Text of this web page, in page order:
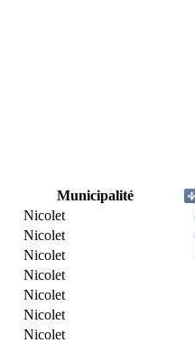
Municipalité
Nicolet
Nicolet
Nicolet
Nicolet
Nicolet
Nicolet
Nicolet